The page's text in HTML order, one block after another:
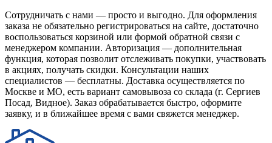
Сотрудничать с нами — просто и выгодно. Для оформления
заказа не обязательно регистрироваться на сайте, достаточно
воспользоваться корзиной или формой обратной связи с
менеджером компании. Авторизация — дополнительная
функция, которая позволит отслеживать покупки, участвовать
в акциях, получать скидки. Консультации наших
специалистов — бесплатны. Доставка осуществляется по
Москве и МО, есть вариант самовывоза со склада (г. Сергиев
Посад, Видное). Заказ обрабатывается быстро, оформите
заявку, и в ближайшее время с вами свяжется менеджер.